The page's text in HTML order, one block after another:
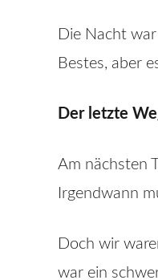
Die Nacht
Bestes, aber
Der letzte
Am nächsten
Irgendwann
Doch wir
war ein